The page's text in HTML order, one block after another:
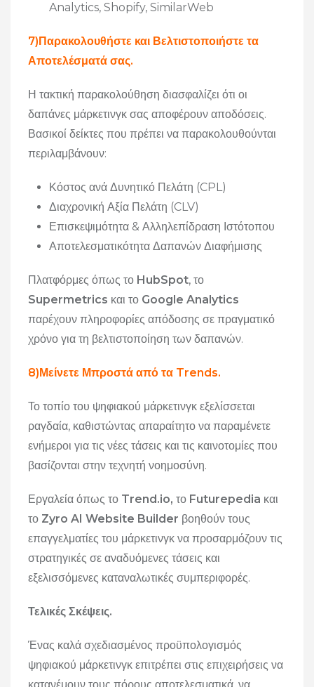
Analytics, Shopify, SimilarWeb
7)Παρακολουθήστε και Βελτιστοποιήστε τα
Αποτελέσματά σας.
Η τακτική παρακολούθηση διασφαλίζει ότι οι
δαπάνες μάρκετινγκ σας αποφέρουν αποδόσεις.
Βασικοί δείκτες που πρέπει να παρακολουθούνται
περιλαμβάνουν:
Κόστος ανά Δυνητικό Πελάτη (CPL)
Διαχρονική Αξία Πελάτη (CLV)
Επισκεψιμότητα & Αλληλεπίδραση Ιστότοπου
Αποτελεσματικότητα Δαπανών Διαφήμισης
Πλατφόρμες όπως το HubSpot, το
Supermetrics και το Google Analytics
παρέχουν πληροφορίες απόδοσης σε πραγματικό
χρόνο για τη βελτιστοποίηση των δαπανών.
8)Μείνετε Μπροστά από τα Trends.
Το τοπίο του ψηφιακού μάρκετινγκ εξελίσσεται
ραγδαία, καθιστώντας απαραίτητο να παραμένετε
ενήμεροι για τις νέες τάσεις και τις καινοτομίες που
βασίζονται στην τεχνητή νοημοσύνη.
Εργαλεία όπως το Trend.io, το Futurepedia και
το Zyro AI Website Builder βοηθούν τους
επαγγελματίες του μάρκετινγκ να προσαρμόζουν τις
στρατηγικές σε αναδυόμενες τάσεις και
εξελισσόμενες καταναλωτικές συμπεριφορές.
Τελικές Σκέψεις.
Ένας καλά σχεδιασμένος προϋπολογισμός
ψηφιακού μάρκετινγκ επιτρέπει στις επιχειρήσεις να